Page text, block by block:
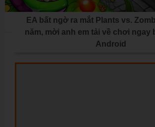
EA bất ngờ ra mắt Plants vs.
năm, mời anh em tải về chơi ngay
Android